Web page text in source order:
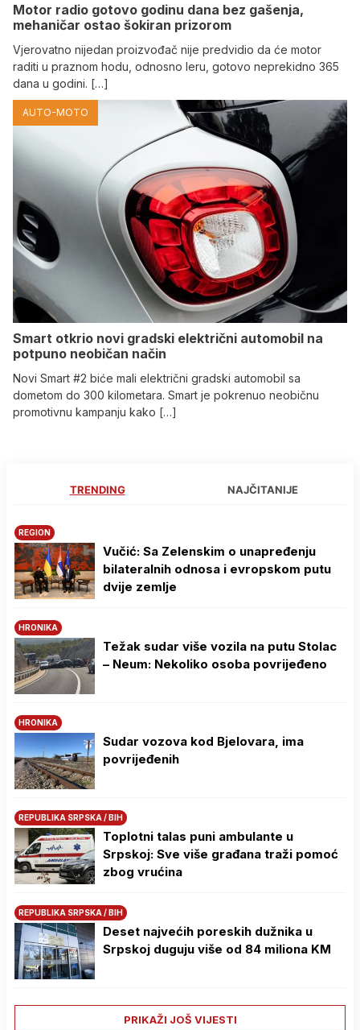
Motor radio gotovo godinu dana bez gašenja,
mehaničar ostao šokiran prizorom
Vjerovatno nijedan proizvođač nije predvidio da će motor
raditi u praznom hodu, odnosno leru, gotovo neprekidno 365
dana u godini. […]
AUTO-MOTO
Smart otkrio novi gradski električni automobil na
potpuno neobičan način
Novi Smart #2 biće mali električni gradski automobil sa
dometom do 300 kilometara. Smart je pokrenuo neobičnu
promotivnu kampanju kako […]
TRENDING NAJČITANIJE
REGION
Vučić: Sa Zelenskim o unapređenju
bilateralnih odnosa i evropskom putu
dvije zemlje
HRONIKA
Težak sudar više vozila na putu Stolac
– Neum: Nekoliko osoba povrijeđeno
HRONIKA
Sudar vozova kod Bjelovara, ima
povrijeđenih
REPUBLIKA SRPSKA / BIH
Toplotni talas puni ambulante u
Srpskoj: Sve više građana traži pomoć
zbog vrućina
REPUBLIKA SRPSKA / BIH
Deset najvećih poreskih dužnika u
Srpskoj duguju više od 84 miliona KM
PRIKAŽI JOŠ VIJESTI